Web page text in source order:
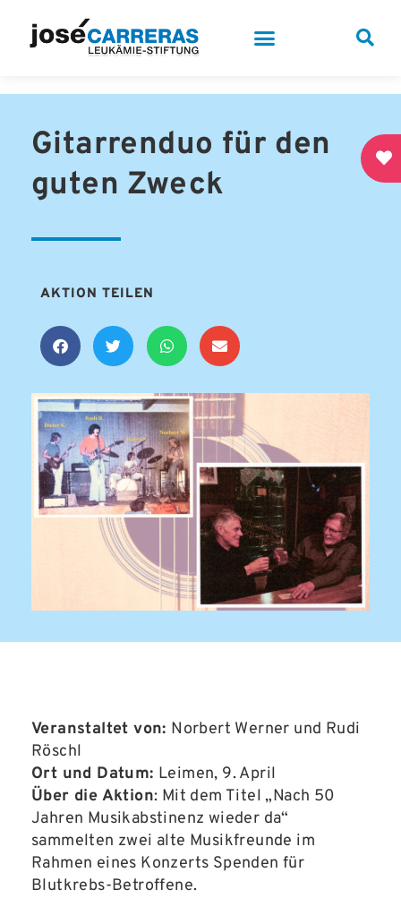
Gitarrenduo für den
guten Zweck
AKTION TEILEN
Veranstaltet von: Norbert Werner und Rudi
Röschl
Ort und Datum: Leimen, 9. April
Über die Aktion: Mit dem Titel „Nach 50
Jahren Musikabstinenz wieder da“
sammelten zwei alte Musikfreunde im
Rahmen eines Konzerts Spenden für
Blutkrebs-Betroffene.